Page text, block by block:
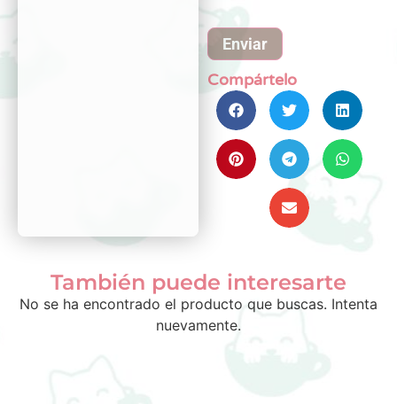
Compártelo
También puede interesarte
No se ha encontrado el producto que buscas. Intenta
nuevamente.